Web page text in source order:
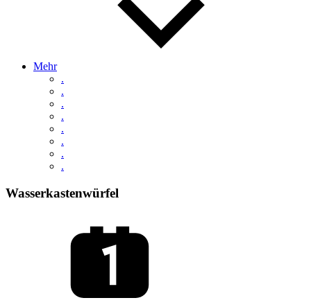
Mehr
.
.
.
.
.
.
.
.
Wasserkastenwürfel